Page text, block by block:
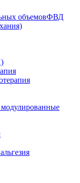
объемовФВД